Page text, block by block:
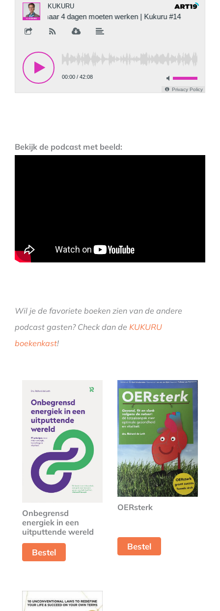
Bekijk de podcast met beeld:
Wil je de favoriete boeken zien van de andere
podcast gasten? Check dan de KUKURU
boekenkast!
Onbegrensd
energiek in een
uitputtende wereld
Bestel
OERsterk
Bestel